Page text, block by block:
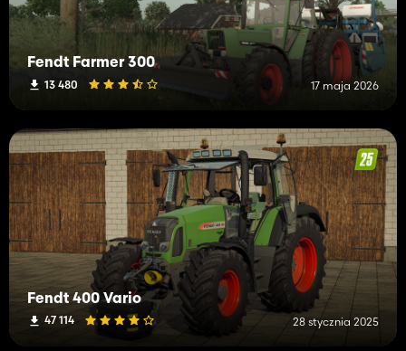
Fendt Farmer 300
13 480 17 maja 2026
Fendt 400 Vario
47 114 28 stycznia 2025